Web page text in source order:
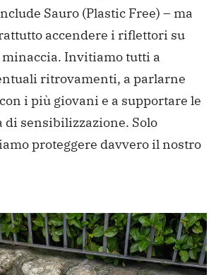
Sauro (Plastic Free) – ma
accendere i riflettori su
minaccia. Invitiamo tutti a
ritrovamenti, a parlarne
i più giovani e a supportare le
di sensibilizzazione. Solo
proteggere davvero il nostro